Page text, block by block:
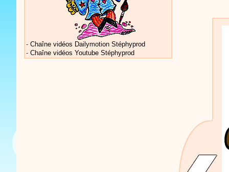
- Chaîne vidéos Dailymotion Stéphyprod
- Chaîne vidéos Youtube Stéphyprod